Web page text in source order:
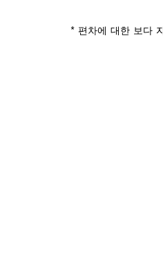
* 편차에 대한 보다